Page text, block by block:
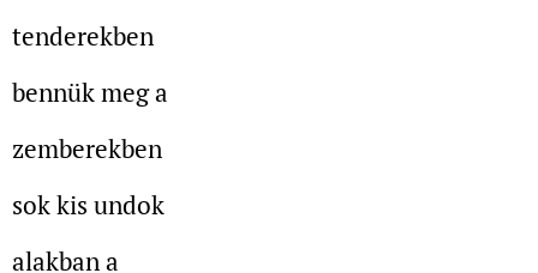
tenderekben
bennük meg a
zemberekben
sok kis undok
alakban a